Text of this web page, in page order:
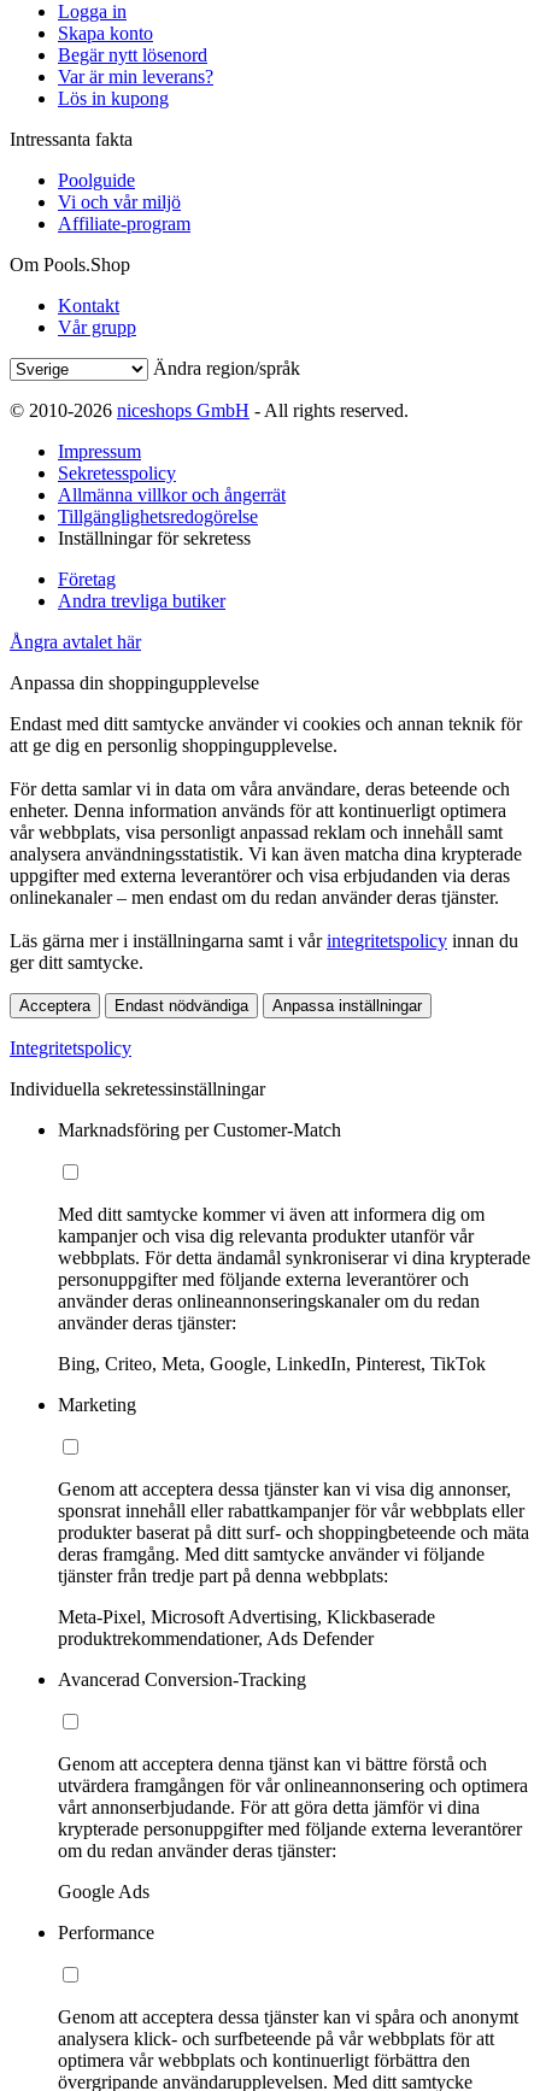
Logga in
Skapa konto
Begär nytt lösenord
Var är min leverans?
Lös in kupong
Intressanta fakta
Poolguide
Vi och vår miljö
Affiliate-program
Om Pools.Shop
Kontakt
Vår grupp
Ändra region/språk
© 2010-2026 niceshops GmbH - All rights reserved.
Impressum
Sekretesspolicy
Allmänna villkor och ångerrät
Tillgänglighetsredogörelse
Inställningar för sekretess
Företag
Andra trevliga butiker
Ångra avtalet här
Anpassa din shoppingupplevelse
Endast med ditt samtycke använder vi cookies och annan teknik för
att ge dig en personlig shoppingupplevelse.
För detta samlar vi in data om våra användare, deras beteende och
enheter. Denna information används för att kontinuerligt optimera
vår webbplats, visa personligt anpassad reklam och innehåll samt
analysera användningsstatistik. Vi kan även matcha dina krypterade
uppgifter med externa leverantörer och visa erbjudanden via deras
onlinekanaler – men endast om du redan använder deras tjänster.
Läs gärna mer i inställningarna samt i vårintegritetspolicy innan du
ger ditt samtycke.
Acceptera Endast nödvändiga Anpassa inställningar
Integritetspolicy
Individuella sekretessinställningar
Marknadsföring per Customer-Match
Med ditt samtycke kommer vi även att informera dig om
kampanjer och visa dig relevanta produkter utanför vår
webbplats. För detta ändamål synkroniserar vi dina krypterade
personuppgifter med följande externa leverantörer och
använder deras onlineannonseringskanaler om du redan
använder deras tjänster:
Bing, Criteo, Meta, Google, LinkedIn, Pinterest, TikTok
Marketing
Genom att acceptera dessa tjänster kan vi visa dig annonser,
sponsrat innehåll eller rabattkampanjer för vår webbplats eller
produkter baserat på ditt surf- och shoppingbeteende och mäta
deras framgång. Med ditt samtycke använder vi följande
tjänster från tredje part på denna webbplats:
Meta-Pixel, Microsoft Advertising, Klickbaserade
produktrekommendationer, Ads Defender
Avancerad Conversion-Tracking
Genom att acceptera denna tjänst kan vi bättre förstå och
utvärdera framgången för vår onlineannonsering och optimera
vårt annonserbjudande. För att göra detta jämför vi dina
krypterade personuppgifter med följande externa leverantörer
om du redan använder deras tjänster:
Google Ads
Performance
Genom att acceptera dessa tjänster kan vi spåra och anonymt
analysera klick- och surfbeteende på vår webbplats för att
optimera vår webbplats och kontinuerligt förbättra den
övergripande användarupplevelsen. Med ditt samtycke